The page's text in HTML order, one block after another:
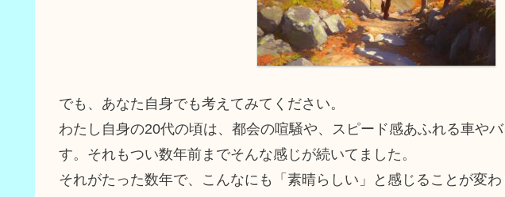
でも、あなた自身でも考えてみてください。
わたし自身の20代の頃は、都会の喧騒や、スピード感あふれる車や
す。それもつい数年前までそんな感じが続いてました。
それがたった数年で、こんなにも「素晴らしい」と感じることが変わ